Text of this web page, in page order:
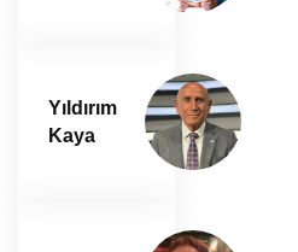
Yıldırım
Kaya